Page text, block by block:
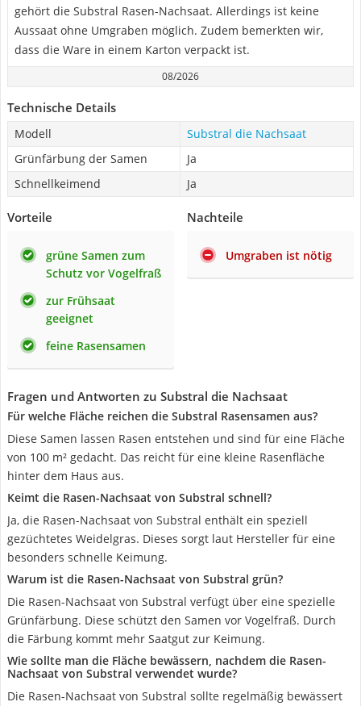
gehört die Substral Rasen-Nachsaat. Allerdings ist keine
Aussaat ohne Umgraben möglich. Zudem bemerkten wir,
dass die Ware in einem Karton verpackt ist.
08/2026
Technische Details
Modell
Substral die Nachsaat
Grünfärbung der Samen
Ja
Schnellkeimend
Ja
Vorteile
grüne Samen zum
Schutz vor Vogelfraß
zur Frühsaat
geeignet
feine Rasensamen
Nachteile
Umgraben ist nötig
Fragen und Antworten zu Substral die Nachsaat
Für welche Fläche reichen die Substral Rasensamen aus?
Diese Samen lassen Rasen entstehen und sind für eine Fläche
von 100 m² gedacht. Das reicht für eine kleine Rasenfläche
hinter dem Haus aus.
Keimt die Rasen-Nachsaat von Substral schnell?
Ja, die Rasen-Nachsaat von Substral enthält ein speziell
gezüchtetes Weidelgras. Dieses sorgt laut Hersteller für eine
besonders schnelle Keimung.
Warum ist die Rasen-Nachsaat von Substral grün?
Die Rasen-Nachsaat von Substral verfügt über eine spezielle
Grünfärbung. Diese schützt den Samen vor Vogelfraß. Durch
die Färbung kommt mehr Saatgut zur Keimung.
Wie sollte man die Fläche bewässern, nachdem die Rasen-
Nachsaat von Substral verwendet wurde?
Die Rasen-Nachsaat von Substral sollte regelmäßig bewässert